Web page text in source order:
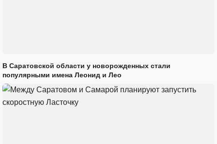
В Саратовской области у новорожденных стали
популярными имена Леонид и Лео